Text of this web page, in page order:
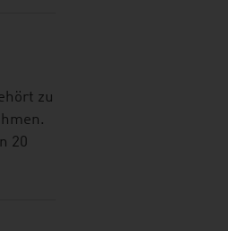
zu
20